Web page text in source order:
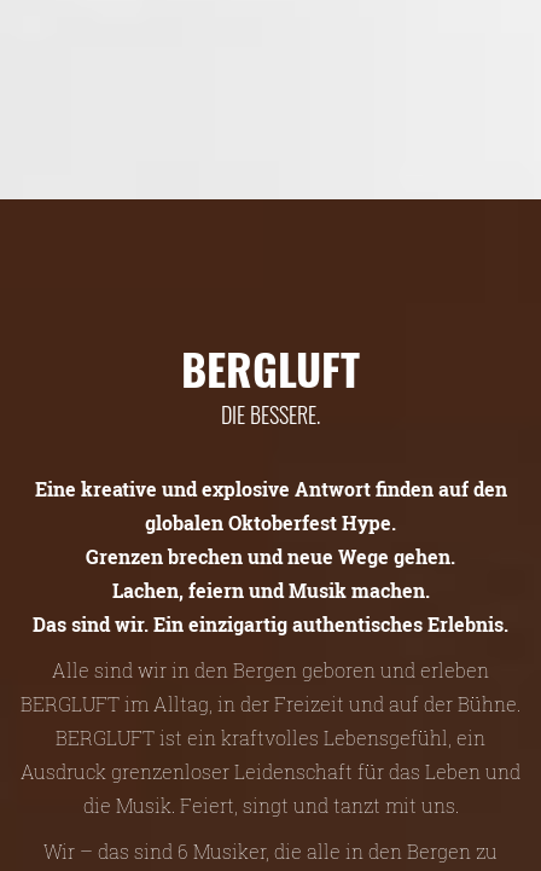
BERGLUFT
DIE BESSERE.
Eine kreative und explosive Antwort finden auf den
globalen Oktoberfest Hype.
Grenzen brechen und neue Wege gehen.
Lachen, feiern und Musik machen.
Das sind wir. Ein einzigartig authentisches Erlebnis.
Alle sind wir in den Bergen geboren und erleben
BERGLUFT im Alltag, in der Freizeit und auf der Bühne.
BERGLUFT ist ein kraftvolles Lebensgefühl, ein
Ausdruck grenzenloser Leidenschaft für das Leben und
die Musik. Feiert, singt und tanzt mit uns.
Wir – das sind 6 Musiker, die alle in den Bergen zu